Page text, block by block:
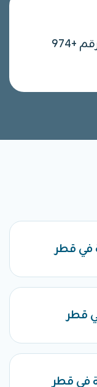
يمكن الحجز عبر واتساب على الرقم +974
في قطر
قطر
في قطر